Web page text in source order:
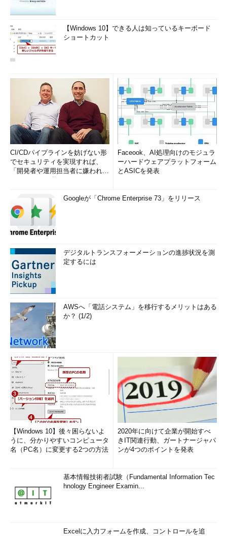
【Windows 10】できる人は知っているキーボード
ショートカット
CI/CDパイプラインを妨げない形
でセキュリティを実現すれば、
「開発者や運用担当者に嫌われな
Faceook、AI処理向けのモジュラ
ーハードウェアプラットフォーム
とASICを発表
Googleが「Chrome Enterprise 73」をリリース
デジタルトランスフォーメーションの進捗状況を測
定するには
AWSへ「電話システム」を移行するメリットはある
か？ (1/2)
【Windows 10】後々困らないよ
うに、分かりやすいコンピュータ
名（PC名）に変更する2つの方法
2020年に向けて企業が開始すべ
きIT関連行動、ガートナージャパ
ンが4つのポイントを発表
基本情報技術者試験（Fundamental Information Tec
hnology Engineer Examin...
Excelに入力フォームを作成、コントロールを追